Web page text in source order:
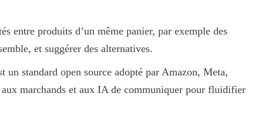
entre produits d’un même panier, par exemple des
et suggérer des alternatives.
standard open source adopté par Amazon, Meta,
marchands et aux IA de communiquer pour fluidifier